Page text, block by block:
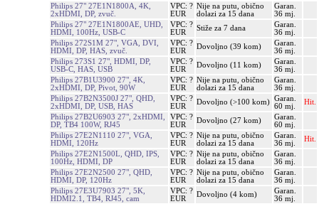
Philips 27" 27E1N1800A, 4K,
2xHDMI, DP, zvuč.
VPC: ?
EUR
Nije na putu, obično
dolazi za 15 dana
Garan.
36 mj.
Philips 27" 27E1N1800AE, UHD,
HDMI, 100Hz, USB-C
VPC: ?
EUR
Stiže za 7 dana
Garan.
36 mj.
Philips 272S1M 27", VGA, DVI,
HDMI, DP, HAS, zvuč.
VPC: ?
EUR
Dovoljno (39 kom)
Garan.
36 mj.
Philips 273S1 27", HDMI, DP,
USB-C, HAS, USB
VPC: ?
EUR
Dovoljno (11 kom)
Garan.
36 mj.
Philips 27B1U3900 27", 4K,
2xHDMI, DP, Pivot, 90W
VPC: ?
EUR
Nije na putu, obično
dolazi za 15 dana
Garan.
36 mj.
Philips 27B2N3500J 27", QHD,
2xHDMI, DP, USB, HAS
VPC: ?
EUR
Dovoljno (>100 kom) Garan.
60 mj.
Hit.
Philips 27B2U6903 27", 2xHDMI,
DP, TB4 100W, RJ45
VPC: ?
EUR
Dovoljno (27 kom)
Garan.
60 mj.
Philips 27E2N1110 27", VGA,
HDMI, 120Hz
VPC: ?
EUR
Nije na putu, obično
dolazi za 15 dana
Garan.
36 mj.
Hit.
Philips 27E2N1500L, QHD, IPS,
100Hz, HDMI, DP
VPC: ?
EUR
Nije na putu, obično
dolazi za 15 dana
Garan.
36 mj.
Philips 27E2N2500 27", QHD,
HDMI, DP, 120Hz
VPC: ?
EUR
Nije na putu, obično
dolazi za 15 dana
Garan.
36 mj.
Philips 27E3U7903 27", 5K,
HDMI2.1, TB4, RJ45, cam
VPC: ?
EUR
Dovoljno (4 kom)
Garan.
36 mj.